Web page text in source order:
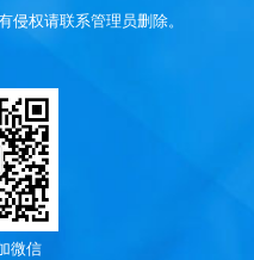
侵权请联系管理员删除。
微信